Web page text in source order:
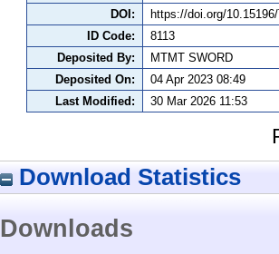
DOI:
https://doi.org/
ID Code:
8113
Deposited By:
MTMT SWORD
Deposited On:
04 Apr 2023 08:49
Last Modified:
30 Mar 2026 11:53
Download Statistics
Downloads